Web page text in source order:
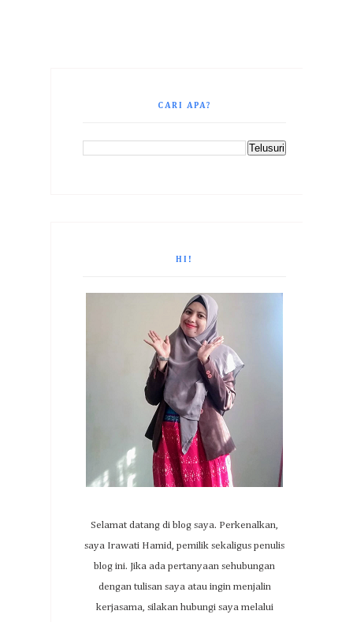
CARI APA?
HI!
Selamat datang di blog saya. Perkenalkan,
saya Irawati Hamid, pemilik sekaligus penulis
blog ini. Jika ada pertanyaan sehubungan
dengan tulisan saya atau ingin menjalin
kerjasama, silakan hubungi saya melalui